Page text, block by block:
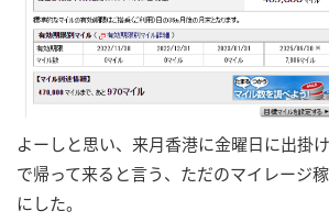
よーしと思い、来月香港に金曜日に出掛
で帰って来ると言う、ただのマイレージ
にした。